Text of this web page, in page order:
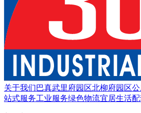
关于我们巴真武里府园区北柳府园区
站式服务工业服务绿色物流宜居生活